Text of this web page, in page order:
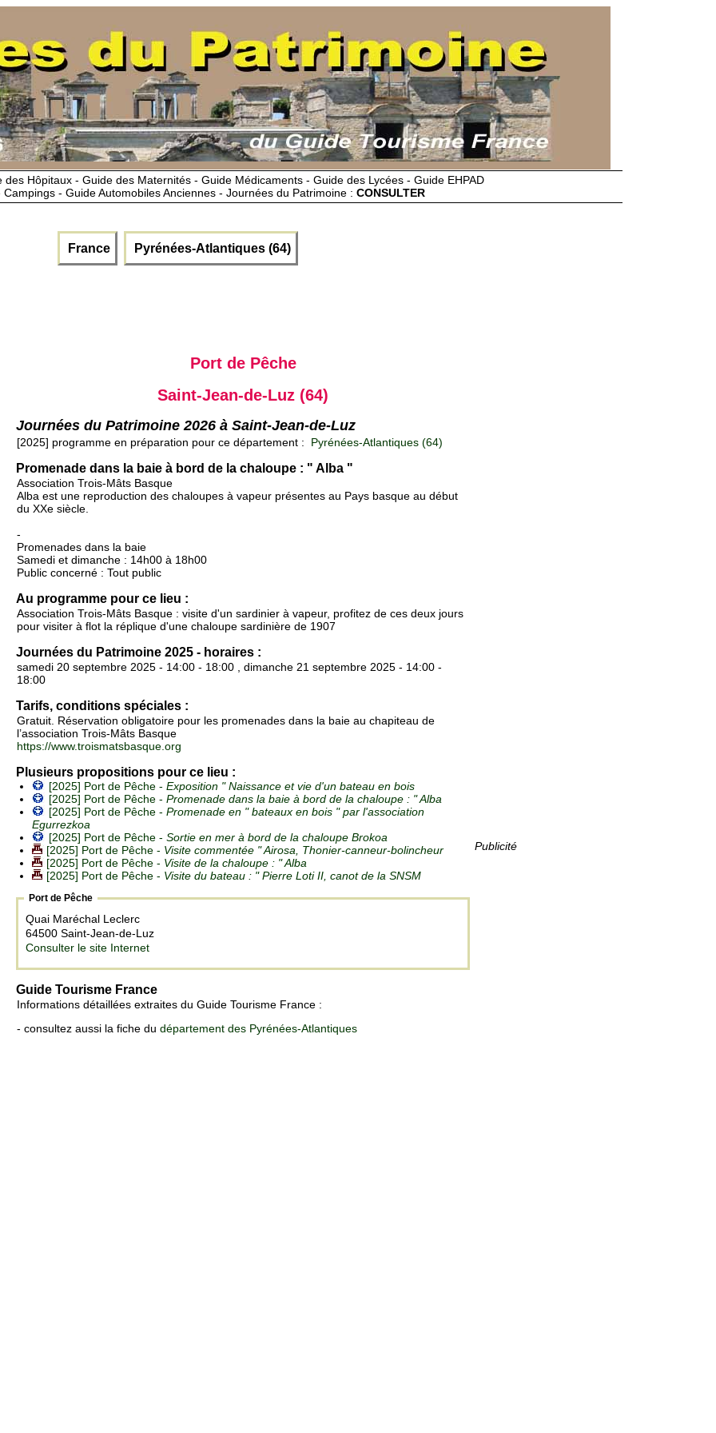
Hôpitaux - Guide des Maternités - Guide Médicaments - Guide des Lycées - Guide EHPAD
- Guide Automobiles Anciennes - Journées du Patrimoine : CONSULTER
France Pyrénées-Atlantiques (64)
Publicité
Port de Pêche
Saint-Jean-de-Luz (64)
Journées du Patrimoine 2026 à Saint-Jean-de-Luz
[2025] programme en préparation pour ce département : Pyrénées-Atlantiques (64)
Promenade dans la baie à bord de la chaloupe : " Alba "
Association Trois-Mâts Basque
Alba est une reproduction des chaloupes à vapeur présentes au Pays basque au début
du XXe siècle.
-
Promenades dans la baie
Samedi et dimanche : 14h00 à 18h00
Public concerné : Tout public
Au programme pour ce lieu :
Association Trois-Mâts Basque : visite d'un sardinier à vapeur, profitez de ces deux jours
pour visiter à flot la réplique d'une chaloupe sardinière de 1907
Journées du Patrimoine 2025 - horaires :
samedi 20 septembre 2025 - 14:00 - 18:00 , dimanche 21 septembre 2025 - 14:00 -
18:00
Tarifs, conditions spéciales :
Gratuit. Réservation obligatoire pour les promenades dans la baie au chapiteau de
l’association Trois-Mâts Basque
https://www.troismatsbasque.org
Plusieurs propositions pour ce lieu :
[2025] Port de Pêche - Exposition " Naissance et vie d'un bateau en bois
[2025] Port de Pêche - Promenade dans la baie à bord de la chaloupe : " Alba
[2025] Port de Pêche - Promenade en " bateaux en bois " par l'association
Egurrezkoa
[2025] Port de Pêche - Sortie en mer à bord de la chaloupe Brokoa
[2025] Port de Pêche - Visite commentée " Airosa, Thonier-canneur-bolincheur
[2025] Port de Pêche - Visite de la chaloupe : " Alba
[2025] Port de Pêche - Visite du bateau : " Pierre Loti II, canot de la SNSM
Port de Pêche
Quai Maréchal Leclerc
64500 Saint-Jean-de-Luz
Consulter le site Internet
Guide Tourisme France
Informations détaillées extraites du Guide Tourisme France :
- consultez aussi la fiche du département des Pyrénées-Atlantiques